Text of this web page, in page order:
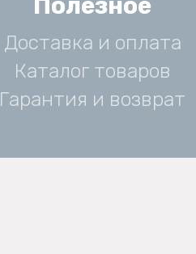
Доставка и оплата
Каталог товаров
Гарантия и возврат